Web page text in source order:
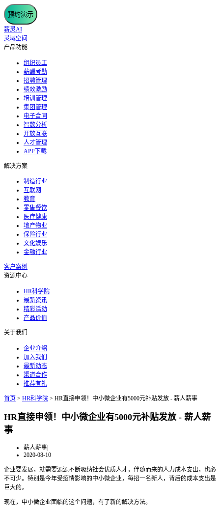
预约演示
薪灵AI
灵域空间
产品功能
组织员工
薪酬考勤
招聘管理
绩效激励
培训管理
集团管理
电子合同
智数分析
开放互联
人才管理
APP下载
解决方案
制造行业
互联网
教育
零售餐饮
医疗健康
地产物业
保险行业
文化娱乐
金融行业
客户案例
资源中心
HR科学院
最新资讯
精彩活动
产品价值
关于我们
企业介绍
加入我们
最新动态
渠道合作
推荐有礼
首页 > HR科学院 > HR直接申领！中小微企业有5000元补贴发放 - 薪人薪事
HR直接申领！中小微企业有5000元补贴发放 - 薪人薪
事
薪人薪事|
2020-08-10
企业要发展，就需要源源不断吸纳社会优质人才，伴随而来的人力成本支出，也必
不可少。特别是今年受疫情影响的中小微企业，每招一名新人，背后的成本支出是
巨大的。
现在，中小微企业面临的这个问题，有了新的解决方法。